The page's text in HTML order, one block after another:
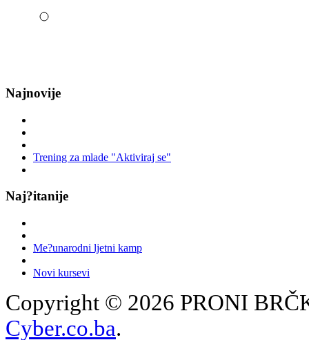
Najnovije
Trening za mlade "Aktiviraj se"
Naj?itanije
Me?unarodni ljetni kamp
Novi kursevi
Copyright © 2026 PRONI
Cyber.co.ba.